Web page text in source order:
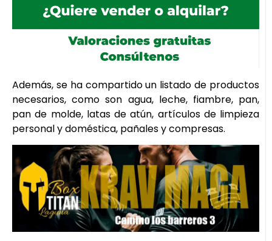
Además, se ha compartido un listado de productos
necesarios, como son agua, leche, fiambre, pan,
pan de molde, latas de atún, artículos de limpieza
personal y doméstica, pañales y compresas.